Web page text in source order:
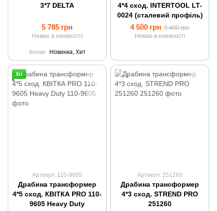
3*7 DELTA
5 785 грн
Немає в наявності
Іконки Новинка, Хит
4*4 сход. INTERTOOL LT-
0024 (сталевий профіль)
4 500 грн 5 400 грн
Немає в наявності
Хіт
Артикул: 110-9605
Драбина трансформер
4*5 сход. КВІТКА PRO 110-
9605 Heavy Duty
Артикул: 251260
Драбина трансформер
4*3 сход. STREND PRO
251260